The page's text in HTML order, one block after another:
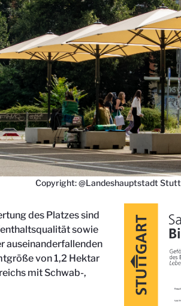
Copyright: @Landeshauptstadt
des Platzes sind
sowie
auseinanderfallenden
von 1,2 Hektar
mit Schwab-,